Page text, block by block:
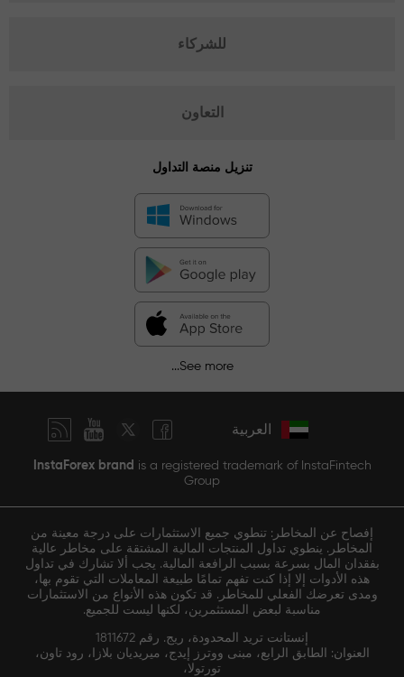
للشركاء
التعاون
تنزيل منصة التداول
See more...
العربية
InstaForex brand is a registered trademark of InstaFintech
Group
إفصاح عن المخاطر: تنطوي جميع الاستثمارات على درجة معينة من
المخاطر. ينطوي تداول المنتجات المالية المشتقة على مخاطر عالية
بفقدان المال بسرعة بسبب الرافعة المالية. يجب ألا تشارك في تداول
هذه الأدوات إلا إذا كنت تفهم تمامًا طبيعة المعاملات التي تقوم بها،
ومدى تعرضك الفعلي للمخاطر. قد تكون هذه الأنواع من الاستثمارات
مناسبة لبعض المستثمرين، لكنها ليست للجميع.
إنستانت تريد المحدودة، ريج. رقم 1811672
العنوان: الطابق الرابع، مبنى ووترز إيدج، ميريديان بلازا، رود تاون،
تورتولا،